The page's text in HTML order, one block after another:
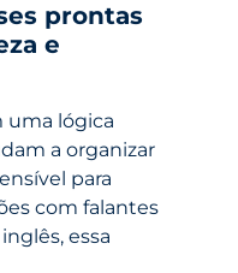
prontas
e
uma lógica
a organizar
para
com falantes
essa